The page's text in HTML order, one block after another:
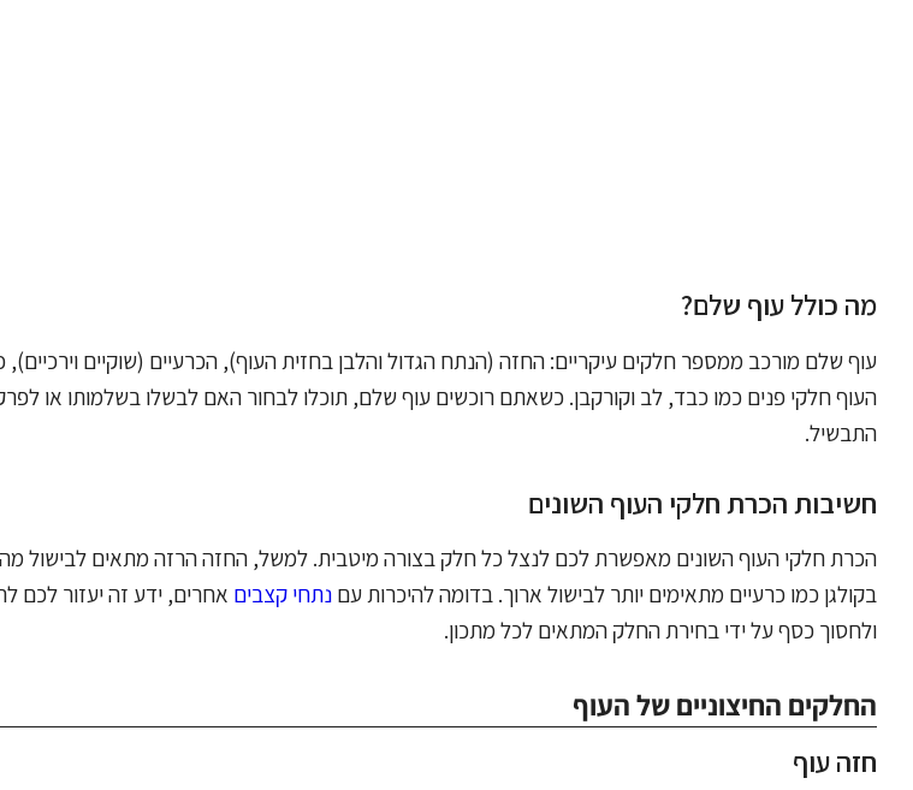
מה כולל עוף שלם?
עוף שלם מורכב ממספר חלקים עיקריים: החזה (הנתח הגדול והלבן בחזית העוף), הכרעיים (שוקיים וירכיים),
העוף חלקי פנים כמו כבד, לב וקורקבן. כשאתם רוכשים עוף שלם, תוכלו לבחור האם לבשלו בשלמותו או לפרק
התבשיל.
חשיבות הכרת חלקי העוף השונים
הכרת חלקי העוף השונים מאפשרת לכם לנצל כל חלק בצורה מיטבית. למשל, החזה הרזה מתאים לבישול
בקולגן כמו כרעיים מתאימים יותר לבישול ארוך. בדומה להיכרות עם נתחי קצבים אחרים, ידע זה יעזור לכם
ולחסוך כסף על ידי בחירת החלק המתאים לכל מתכון.
החלקים החיצוניים של העוף
חזה עוף